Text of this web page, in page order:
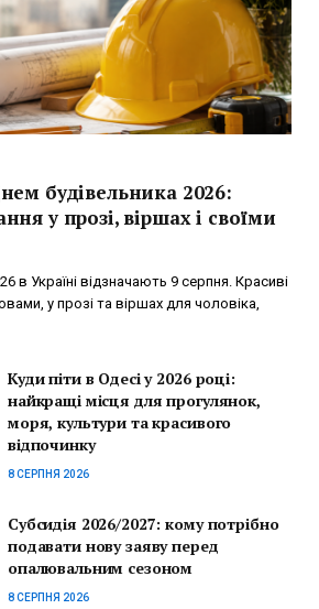
будівельника 2026:
у прозі, віршах і своїми
в Україні відзначають 9 серпня. Красиві
у прозі та віршах для чоловіка,
Куди піти в Одесі у 2026 році:
найкращі місця для прогулянок,
моря, культури та красивого
відпочинку
8 СЕРПНЯ 2026
Субсидія 2026/2027: кому потрібно
подавати нову заяву перед
опалювальним сезоном
8 СЕРПНЯ 2026